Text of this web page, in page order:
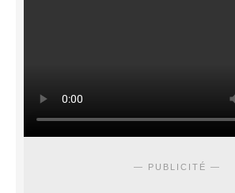
— PUBLICITÉ —